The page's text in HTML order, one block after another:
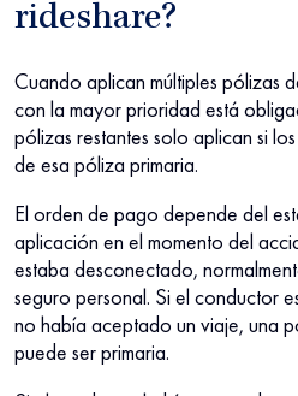
rideshare?
Cuando aplican múltiples pólizas
con la mayor prioridad está
pólizas restantes solo aplican si
de esa póliza primaria.
El orden de pago depende del
aplicación en el momento del
estaba desconectado,
seguro personal. Si el conductor
no había aceptado un viaje, una
puede ser primaria.